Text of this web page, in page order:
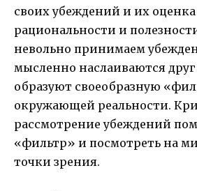
своих убеждений и их оценка
рациональности и
невольно принимаем
мысленно наслаиваются друг
образуют своеобразную
окружающей реальности.
рассмотрение убеждений
«фильтр» и посмотреть на
точки зрения.